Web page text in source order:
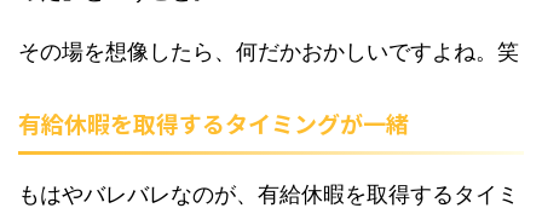
その場を想像したら、何だかおかしいですよね。笑
有給休暇を取得するタイミングが一緒
もはやバレバレなのが、有給休暇を取得するタイミ